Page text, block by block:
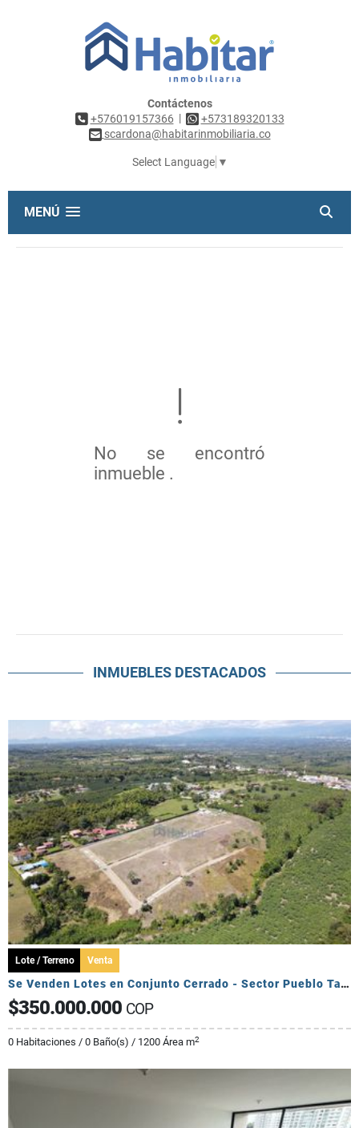
Contáctenos
+576019157366 |
+573189320133
scardona@habitarinmobiliaria.co
Select Language ▼
MENÚ
No se encontró
inmueble .
INMUEBLES DESTACADOS
Lote / Terreno Venta
Se Venden Lotes en Conjunto Cerrado - Sector Pueblo Tapado
$350.000.000 COP
0 Habitaciones / 0 Baño(s) / 1200 Área m2